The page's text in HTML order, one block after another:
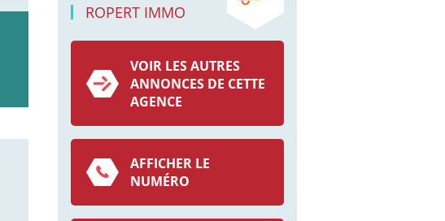
ROPERT IMMO
VOIR LES AUTRES
ANNONCES DE CETTE
AGENCE
AFFICHER LE
NUMÉRO